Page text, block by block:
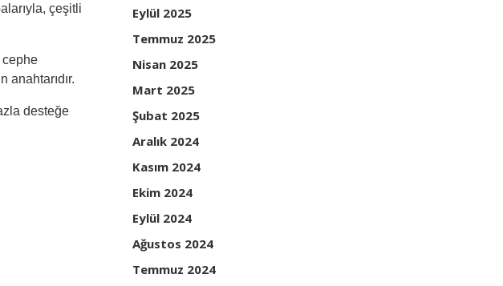
çeşitli
cephe
anahtarıdır.
desteğe
Eylül 2025
Temmuz 2025
Nisan 2025
Mart 2025
Şubat 2025
Aralık 2024
Kasım 2024
Ekim 2024
Eylül 2024
Ağustos 2024
Temmuz 2024